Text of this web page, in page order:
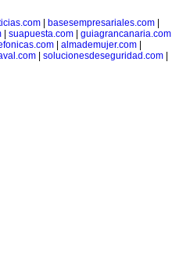
basesempresariales.com
suapuesta.com guiagrancanaria.com
| almademujer.com|
| solucionesdeseguridad.com|